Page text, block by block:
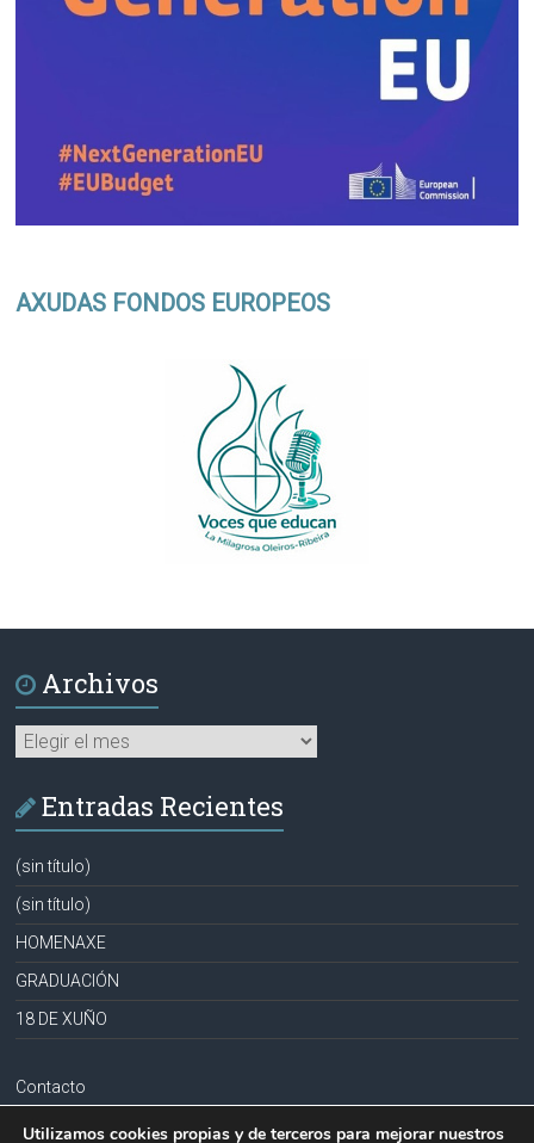
AXUDAS FONDOS EUROPEOS
Archivos
Archivos
Entradas Recientes
(sin título)
(sin título)
HOMENAXE
GRADUACIÓN
18 DE XUÑO
Contacto
Aviso legal
Utilizamos cookies propias y de terceros para mejorar nuestros